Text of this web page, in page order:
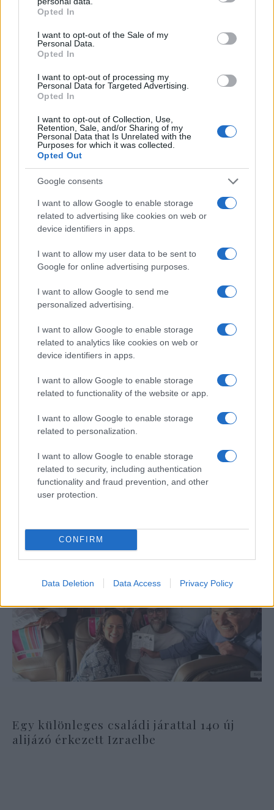
grant or deny consent to Google and its third-party tags to
use your data for below specified purposes in below Google
consent section.
Opted In
I want to opt-out of the Sale of my
Personal Data.
Opted In
I want to opt-out of processing my
Personal Data for Targeted Advertising.
Opted In
I want to opt-out of Collection, Use,
Retention, Sale, and/or Sharing of my
Personal Data that Is Unrelated with the
Purposes for which it was collected.
Opted Out
Google consents
I want to allow Google to enable storage
related to advertising like cookies on web or
device identifiers in apps.
I want to allow my user data to be sent to
Google for online advertising purposes.
I want to allow Google to send me
personalized advertising.
I want to allow Google to enable storage
related to analytics like cookies on web or
device identifiers in apps.
I want to allow Google to enable storage
related to functionality of the website or app.
I want to allow Google to enable storage
related to personalization.
I want to allow Google to enable storage
related to security, including authentication
functionality and fraud prevention, and other
user protection.
CONFIRM
Data Deletion Data Access Privacy Policy
Egy zsidó kislány története nyerte a
Costa Book Awards nagydíját
A Costa Könyvdíj öt kategóriagyőztesét
január elején hirdették ki. Az életrajzi művek
közül Fairweather művének ítélték oda a
díjat, a legjobb regény Jonathan Coe Middle
England című könyve lett, a debütáló
regényírók közül Sara Collins nyert The
Confession of Frannie Langton című művével,
a költők közül Jean Chan győzött Fleche
című kötetével, a gyermekkönyvek
mezőnyéből pedig Jasbinder Bilan munkája, az
Asha & the Spirit Bird lett díjazott.
A kedden Londonban megrendezett díjátadó
ceremónián az amerikai származású, de
Londonban dolgozó tanár, Anna Dempsey
kapta a 3500 fonttal járó Costa novelladíjat.
A Costa Könyvdíjat, amelyet korábban
Whitbread Könyvdíjnak neveztek, 1971-ben
támogatására. A korábbi díjazottak között
van Seamus Heaney, Ted Hughes és Sebastian
Barry, ők többször is megkapták az
elismerést.
Egy különleges családi járattal 140 új
alijázó érkezett Izraelbe